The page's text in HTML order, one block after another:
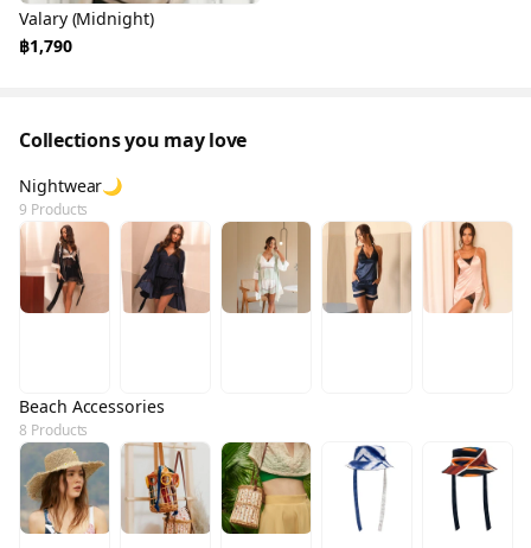
Valary (Midnight)
฿1,790
Collections you may love
Nightwear🌙
9 Products
Beach Accessories
8 Products